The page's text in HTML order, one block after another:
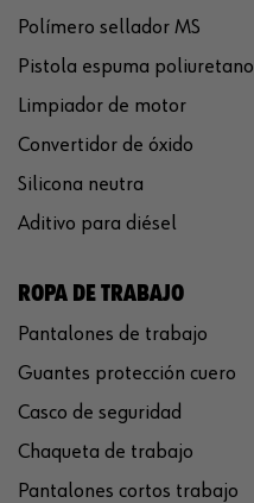
Polímero sellador MS
Pistola espuma poliuretano
Limpiador de motor
Convertidor de óxido
Silicona neutra
Aditivo para diésel
ROPA DE TRABAJO
Pantalones de trabajo
Guantes protección cuero
Casco de seguridad
Chaqueta de trabajo
Pantalones cortos trabajo